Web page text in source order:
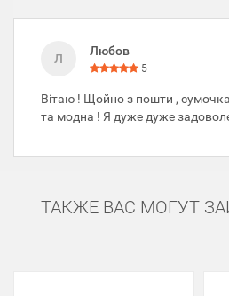
Л
Любов
5
Вітаю ! Щойно з пошти ,
та модна ! Я дуже дуже
ТАКЖЕ ВАС МОГУТ